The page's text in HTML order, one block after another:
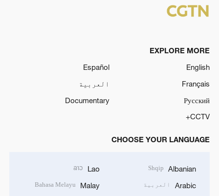
EXPLORE MORE
English
Español
Français
العربية
Русский
Documentary
CCTV+
CHOOSE YOUR LANGUAGE
Albanian
Shqip
Arabic العربية
Lao
ລາວ
Malay
Bahasa Melayu